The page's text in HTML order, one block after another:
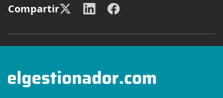
Compartir